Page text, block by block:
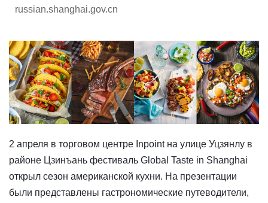
russian.shanghai.gov.cn
​2 апреля в торговом центре Inpoint на улице Уцзянлу в
районе Цзинъань фестиваль Global Taste in Shanghai
открыл сезон американской кухни. На презентации
были представлены гастрономические путеводители,